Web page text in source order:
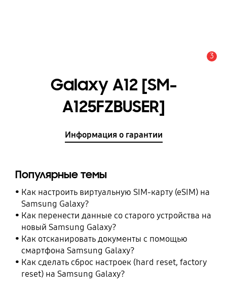
3
Galaxy A12 [SM-
A125FZBUSER]
Информация о гарантии
Популярные темы
Как настроить виртуальную SIM-карту (eSIM) на
Samsung Galaxy?
Как перенести данные со старого устройства на
новый Samsung Galaxy?
Как отсканировать документы с помощью
смартфона Samsung Galaxy?
Как сделать сброс настроек (hard reset, factory
reset) на Samsung Galaxy?